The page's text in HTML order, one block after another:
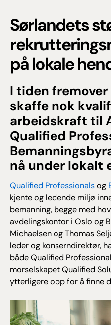
Sørlandets
på lokale
I tiden
skaffe nok
arbeidskraft til
Qualified
nå under lokalt
Qualified Professionals og
kjente og ledende miljø
bemanning, begge med
avdelingskontor i Oslo og
Michaelsen og Thomas
leder og konserndirektør,
både Qualified
morselskapet Qualified
ytterligere opp for å finne